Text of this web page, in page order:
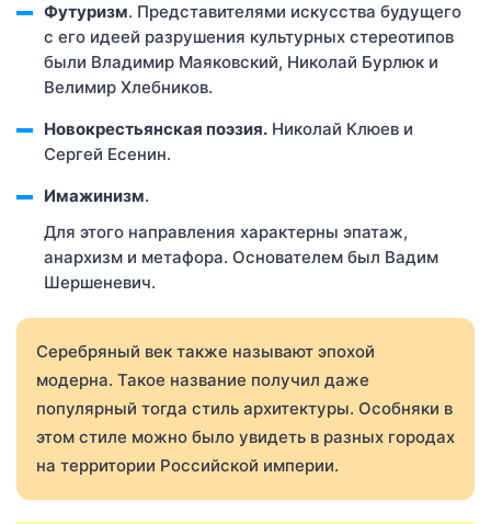
Футуризм. Представителями искусства будущего
с его идеей разрушения культурных стереотипов
были Владимир Маяковский, Николай Бурлюк и
Велимир Хлебников.
Новокрестьянская поэзия. Николай Клюев и
Сергей Есенин.
Имажинизм.
Для этого направления характерны эпатаж,
анархизм и метафора. Основателем был Вадим
Шершеневич.
Серебряный век также называют эпохой
модерна. Такое название получил даже
популярный тогда стиль архитектуры. Особняки в
этом стиле можно было увидеть в разных городах
на территории Российской империи.